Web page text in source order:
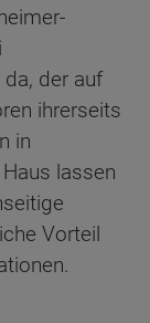
der auf
ihrerseits
in
lassen
Vorteil